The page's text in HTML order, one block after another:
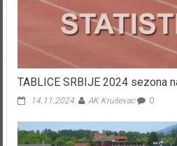
TABLICE SRBIJE 2024 sezona
14.11.2024. AK Kruševac 0